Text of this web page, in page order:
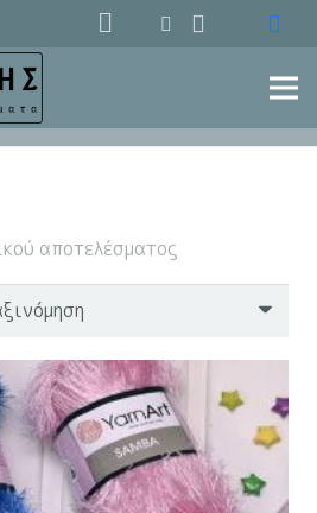
αποτελέσματος